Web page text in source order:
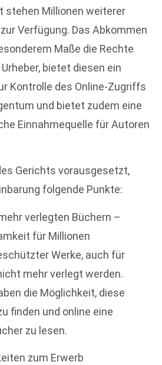
stehen Millionen weiterer
Verfügung. Das Abkommen
Maße die Rechte
bietet diesen ein
Kontrolle des Online-Zugriffs
und bietet zudem eine
Einnahmequelle für Autoren
Gerichts vorausgesetzt,
folgende Punkte:
verlegten Büchern –
für Millionen
Werke, auch für
mehr verlegt werden.
die Möglichkeit, diese
finden und online eine
zu lesen.
zum Erwerb